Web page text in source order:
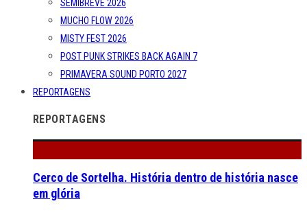
SEMIBREVE 2026
MUCHO FLOW 2026
MISTY FEST 2026
POST PUNK STRIKES BACK AGAIN 7
PRIMAVERA SOUND PORTO 2027
REPORTAGENS
REPORTAGENS
Cerco de Sortelha. História dentro de história nasce
em glória